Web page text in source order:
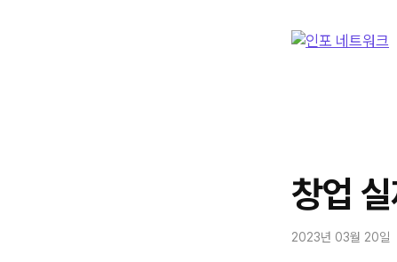
창업
2023년 03월 20일